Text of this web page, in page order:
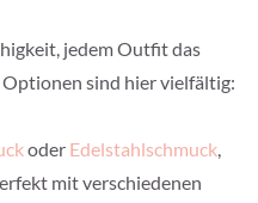
jedem Outfit das
Optionen sind hier vielfältig:
oder Edelstahlschmuck,
mit verschiedenen